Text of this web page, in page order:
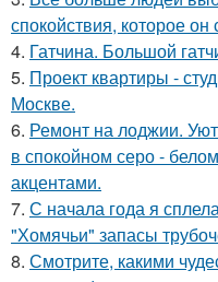
спокойствия, которое он
4. Гатчина. Большой
5. Проект квартиры -
Москве.
6. Ремонт на лоджии.
в спокойном серо -
акцентами.
7. С начала года я
"Хомячьи" запасы
8. Смотрите, какими